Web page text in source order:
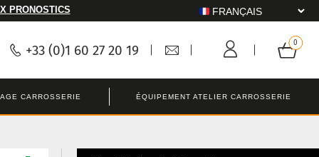
PRONOSTICS
+33 (0)1 60 27 20 19
CARROSSERIE ÉQUIPEMENT ATELIER CARROSSERIE